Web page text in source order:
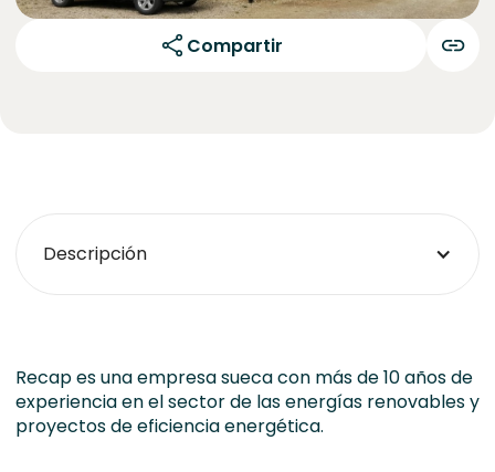
Compartir
Descripción
Recap es una empresa sueca con más de 10 años de
experiencia en el sector de las energías renovables y
proyectos de eficiencia energética.